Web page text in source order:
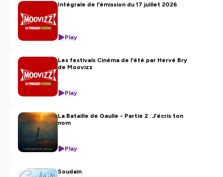
Intégrale de l'émission du 17 juillet 2026
Play
Les festivals Cinéma de l'été par Hervé Bry
de Moovizz
Play
La Bataille de Gaulle - Partie 2 : J’écris ton
nom
Play
Soudain